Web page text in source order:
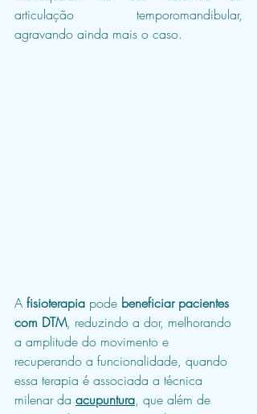
articulação temporomandibular,
agravando ainda mais o caso.
A fisioterapia pode beneficiar pacientes
com DTM, reduzindo a dor, melhorando
a amplitude do movimento e
recuperando a funcionalidade, quando
essa terapia é associada a técnica
milenar da acupuntura, que além de